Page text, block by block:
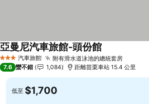
3 星級 汽車旅館 附有滑水道泳池的總統套房查看價格
亞曼尼汽車旅館-頭份館
7.6 蠻不錯 1,084 距離苗栗車站 15.4 公里
低至 $1,700